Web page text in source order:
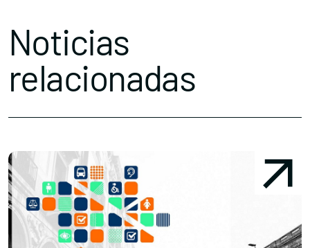
Noticias
relacionadas